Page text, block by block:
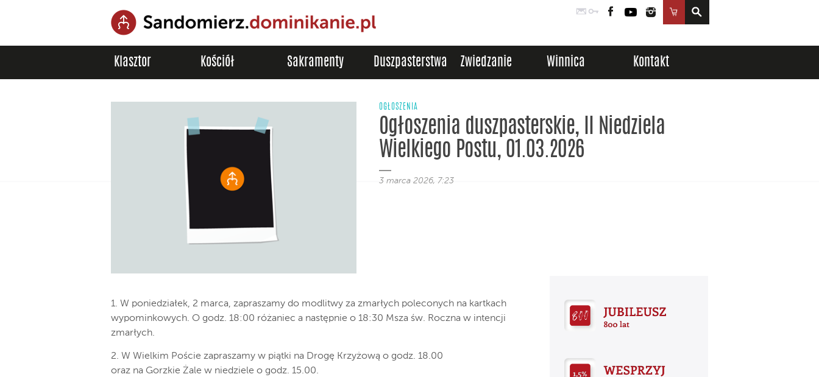
PocztaLogowanie
FacebookYouTubeInstagram
Sklep
Klasztor Kościół Sakramenty Duszpasterstwa Zwiedzanie Winnica Kontakt
OGŁOSZENIA
Ogłoszenia duszpasterskie, II Niedziela
Wielkiego Postu, 01.03.2026
3 marca 2026, 7:23
1. W poniedziałek, 2 marca, zapraszamy do modlitwy za zmarłych poleconych na kartkach
wypominkowych. O godz. 18:00 różaniec a następnie o 18:30 Msza św. Roczna w intencji
zmarłych.
2. W Wielkim Poście zapraszamy w piątki na Drogę Krzyżową o godz. 18.00
oraz na Gorzkie Żale w niedziele o godz. 15.00.